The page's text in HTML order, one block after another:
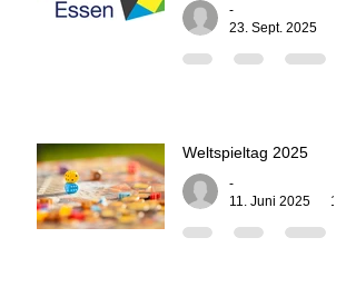
-
23. Sept. 2025
Weltspieltag 2025
-
11. Juni 2025